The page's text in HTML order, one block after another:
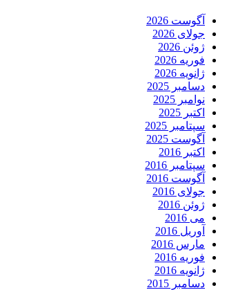
آگوست 2026
جولای 2026
ژوئن 2026
فوریه 2026
ژانویه 2026
دسامبر 2025
نوامبر 2025
اکتبر 2025
سپتامبر 2025
آگوست 2025
اکتبر 2016
سپتامبر 2016
آگوست 2016
جولای 2016
ژوئن 2016
می 2016
آوریل 2016
مارس 2016
فوریه 2016
ژانویه 2016
دسامبر 2015